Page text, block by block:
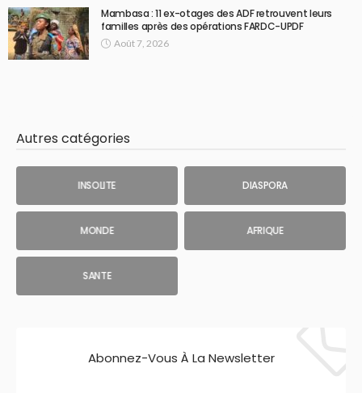
Mambasa : 11 ex-otages des ADF retrouvent leurs
familles après des opérations FARDC-UPDF
Août 7, 2026
Autres catégories
INSOLITE DIASPORA
MONDE AFRIQUE
SANTE
Abonnez-Vous À La Newsletter